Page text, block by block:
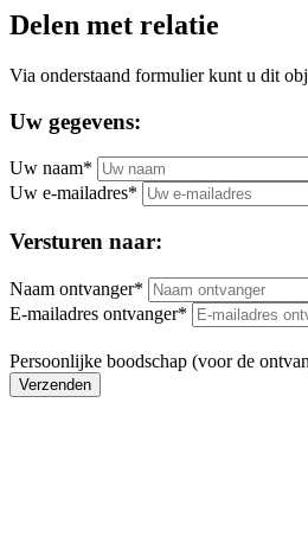
Delen met relatie
Via onderstaand formulier kunt u dit
Uw gegevens:
Uw naam*
Uw e-mailadres*
Versturen naar:
Naam ontvanger*
E-mailadres ontvanger*
Persoonlijke boodschap (voor de
Verzenden